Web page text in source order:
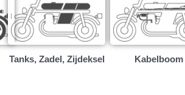
Tanks, Zadel, Zijdeksel Kabelboom